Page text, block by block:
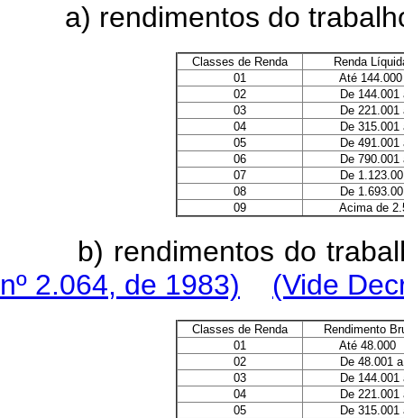
a) rendimentos do
Classes de Renda
Renda
01
Até 144.000
02
De 144.001 a
03
De 221.001 a
04
De 315.001 a
05
De 491.001 a
06
De 790.001 a
07
De 1.123.001
08
De 1.693.001
09
Acima de
b) rendimentos do
nº 2.064, de 1983)
(Vide
Classes de Renda
Rendimento
01
Até 48.000
02
De 48.001 a
03
De 144.001 a
04
De 221.001 a
05
De 315.001 a